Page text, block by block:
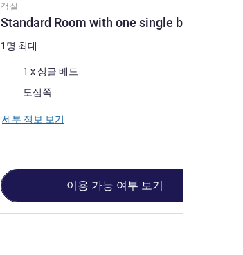
객실
Standard Room with one single bed
1명 최대
1 x 싱글 베드
도심쪽
세부 정보 보기
이용 가능 여부 보기